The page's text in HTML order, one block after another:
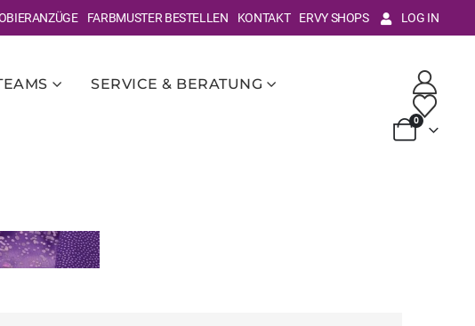
FARBMUSTER BESTELLEN KONTAKT ERVY SHOPS LOG IN
SERVICE & BERATUNG
0